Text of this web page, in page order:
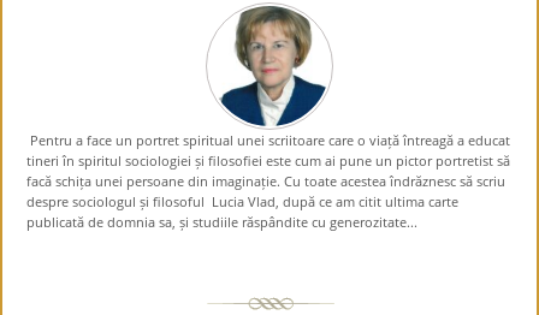
Pentru a face un portret spiritual unei scriitoare care o viață întreagă a educat
tineri în spiritul sociologiei și filosofiei este cum ai pune un pictor portretist să
facă schița unei persoane din imaginație. Cu toate acestea îndrăznesc să scriu
despre sociologul și filosoful Lucia Vlad, după ce am citit ultima carte
publicată de domnia sa, și studiile răspândite cu generozitate...